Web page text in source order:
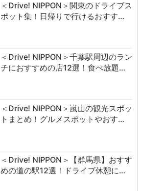
＜Drive! NIPPON＞関東のドライブス
ポット集！日帰りで行けるおすす…
＜Drive! NIPPON＞千葉駅周辺のラン
チにおすすめの店12選！食べ放題…
＜Drive! NIPPON＞嵐山の観光スポッ
トまとめ！グルメスポットやおす…
＜Drive! NIPPON＞【群馬県】おすす
めの道の駅12選！ドライブ休憩に…